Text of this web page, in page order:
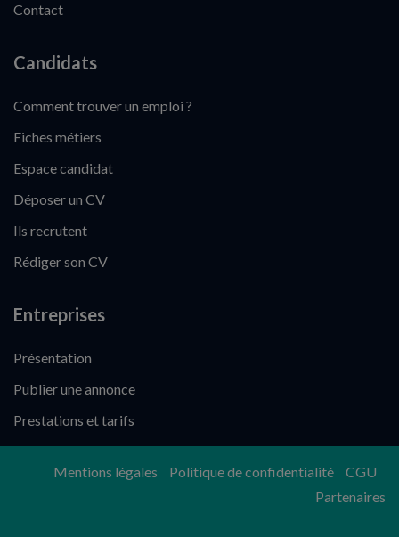
Contact
Candidats
Comment trouver un emploi ?
Fiches métiers
Espace candidat
Déposer un CV
Ils recrutent
Rédiger son CV
Entreprises
Présentation
Publier une annonce
Prestations et tarifs
Mentions légales Politique de confidentialité
CGU
Partenaires